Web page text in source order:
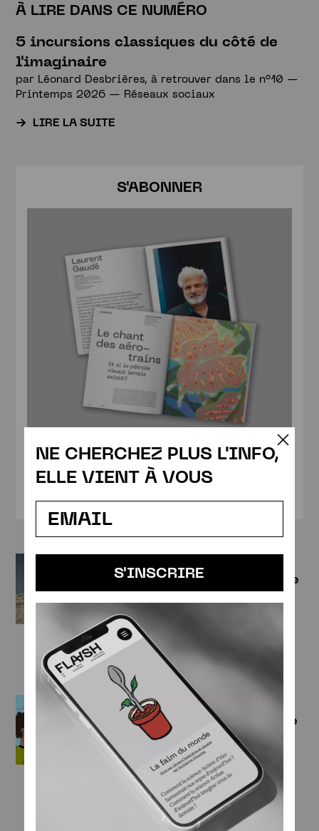
NE CHERCHEZ PLUS L'INFO,
ELLE VIENT À VOUS
S'INSCRIRE
Actualités
À LIRE DANS CE NUMÉRO
5 incursions classiques du côté de
l'imaginaire
par Léonard Desbrières, à retrouver dans le n°10 —
Printemps 2026 — Réseaux sociaux
LIRE LA SUITE
S'ABONNER
ABONNEMENT PAPIER
service du complotisme
SOCIÉTÉ
NUMÉRIQUE & TECHNOLOGIES
Dans le futur, le sexe
sera-t-il plus politique
Gabrielle Meulle
SOCIÉTÉ SEXUALITÉ
ÉDUCATION FÉMINISME